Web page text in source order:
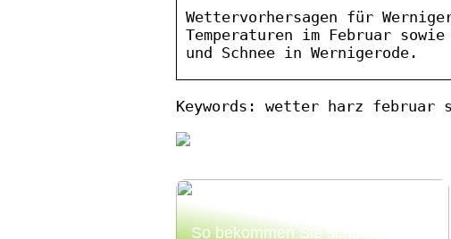
Wettervorhersagen für
Temperaturen im Februar
und Schnee in Wernigerode.
Keywords: wetter harz februar
So bekommen Sie schönes,